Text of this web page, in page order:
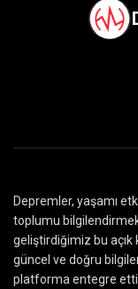
Depremler, yaşamı
toplumu bilgilendirmek
geliştirdiğimiz bu açık
güncel ve doğru
platforma entegre